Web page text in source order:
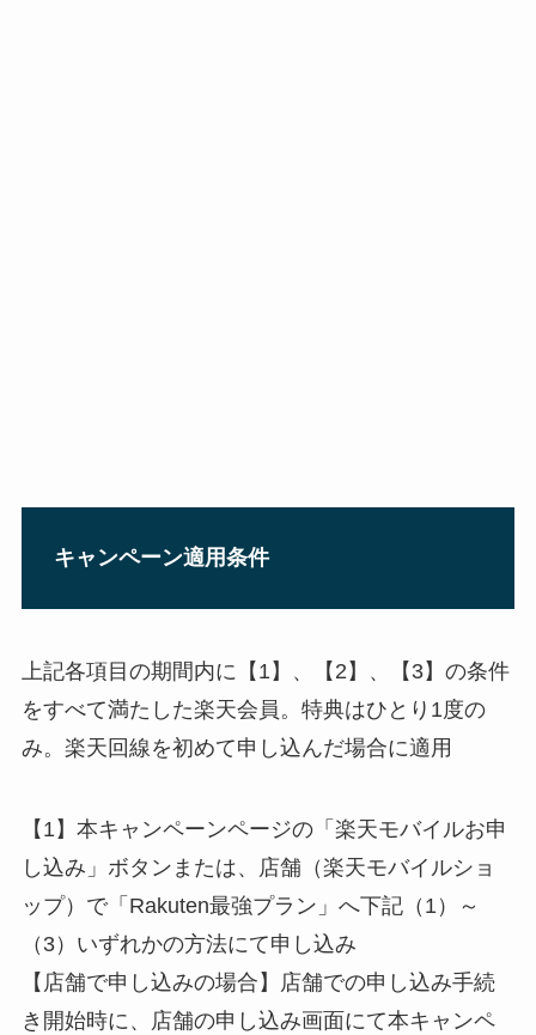
キャンペーン適用条件
上記各項目の期間内に【1】、【2】、【3】の条件
をすべて満たした楽天会員。特典はひとり1度の
み。楽天回線を初めて申し込んだ場合に適用
【1】本キャンペーンページの「楽天モバイルお申
し込み」ボタンまたは、店舗（楽天モバイルショ
ップ）で「Rakuten最強プラン」へ下記（1）～
（3）いずれかの方法にて申し込み
【店舗で申し込みの場合】店舗での申し込み手続
き開始時に、店舗の申し込み画面にて本キャンペ